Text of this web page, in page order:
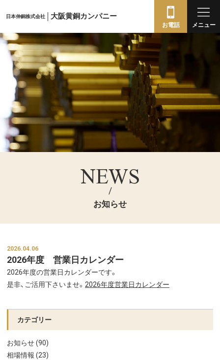
日本伸銅株式会社 大阪黄銅カンパニー
お電話 メニュー
NEWS
/
お知らせ
2026.04.06
2026年度 営業日カレンダー
2026年度の営業日カレンダーです。
是非、ご活用下さいませ。 2026年度営業日カレンダー
カテゴリー
お知らせ (90)
相場情報 (23)